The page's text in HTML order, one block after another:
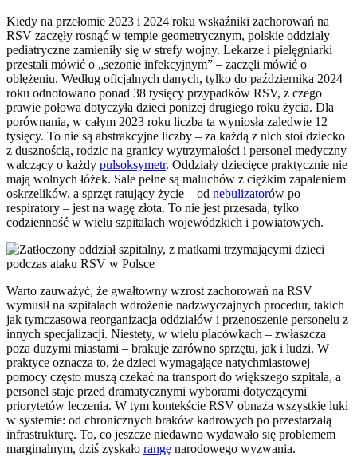
Kiedy na przełomie 2023 i 2024 roku wskaźniki zachorowań na
RSV zaczęły rosnąć w tempie geometrycznym, polskie oddziały
pediatryczne zamieniły się w strefy wojny. Lekarze i pielęgniarki
przestali mówić o „sezonie infekcyjnym” – zaczęli mówić o
oblężeniu. Według oficjalnych danych, tylko do października 2024
roku odnotowano ponad 38 tysięcy przypadków RSV, z czego
prawie połowa dotyczyła dzieci poniżej drugiego roku życia. Dla
porównania, w całym 2023 roku liczba ta wyniosła zaledwie 12
tysięcy. To nie są abstrakcyjne liczby – za każdą z nich stoi dziecko
z dusznością, rodzic na granicy wytrzymałości i personel medyczny
walczący o każdy pulsoksymetr. Oddziały dziecięce praktycznie nie
mają wolnych łóżek. Sale pełne są maluchów z ciężkim zapaleniem
oskrzelików, a sprzęt ratujący życie – od nebulizatorów po
respiratory – jest na wagę złota. To nie jest przesada, tylko
codzienność w wielu szpitalach wojewódzkich i powiatowych.
Warto zauważyć, że gwałtowny wzrost zachorowań na RSV
wymusił na szpitalach wdrożenie nadzwyczajnych procedur, takich
jak tymczasowa reorganizacja oddziałów i przenoszenie personelu z
innych specjalizacji. Niestety, w wielu placówkach – zwłaszcza
poza dużymi miastami – brakuje zarówno sprzętu, jak i ludzi. W
praktyce oznacza to, że dzieci wymagające natychmiastowej
pomocy często muszą czekać na transport do większego szpitala, a
personel staje przed dramatycznymi wyborami dotyczącymi
priorytetów leczenia. W tym kontekście RSV obnaża wszystkie luki
w systemie: od chronicznych braków kadrowych po przestarzałą
infrastrukturę. To, co jeszcze niedawno wydawało się problemem
marginalnym, dziś zyskało rangę narodowego wyzwania.